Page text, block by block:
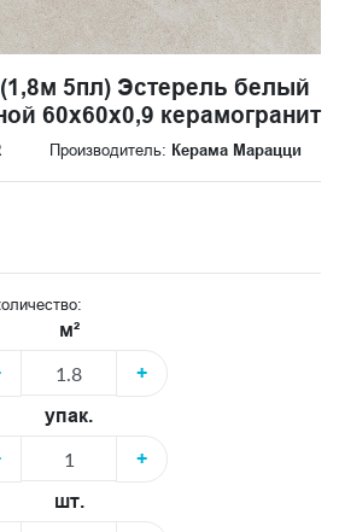
5пл) Эстерель белый
60x60x0,9 керамогранит
Производитель: Керама Марацци
м²
+
упак.
+
шт.